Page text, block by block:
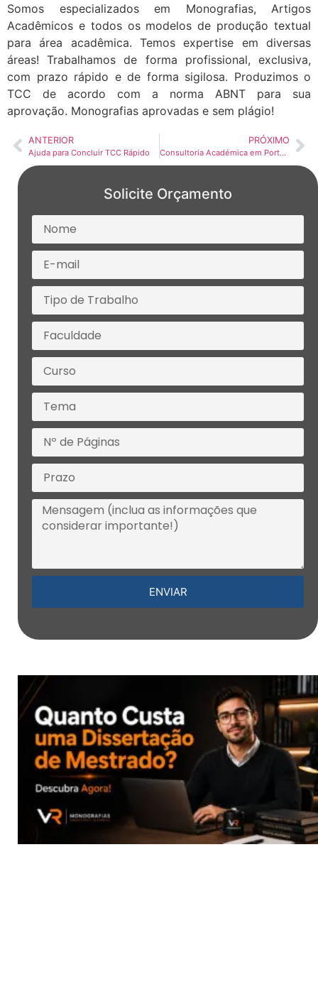
Somos especializados em Monografias, Artigos
Acadêmicos e todos os modelos de produção textual
para área acadêmica. Temos expertise em diversas
áreas! Trabalhamos de forma profissional, exclusiva,
com prazo rápido e de forma sigilosa. Produzimos o
TCC de acordo com a norma ABNT para sua
aprovação. Monografias aprovadas e sem plágio!
ANTERIOR
Ajuda para Concluir TCC Rápido
PRÓXIMO
Consultoria Académica em Portugal
Solicite Orçamento
ENVIAR